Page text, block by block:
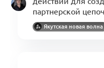
партнерской
Якутская новая волна